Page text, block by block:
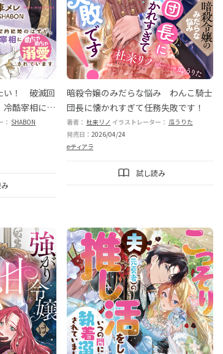
い！ 破滅回
冷酷宰相にめ
ます
： SHABON
暗殺令嬢のみだらな悩み わんこ騎士
団長に懐かれすぎて任務失敗です！
著者： 杜来リノ イラストレーター： 瓜うりた
発売日： 2026/04/24
e-ティアラ
試し読み